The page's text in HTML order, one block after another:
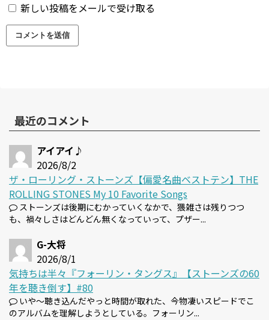
新しい投稿をメールで受け取る
最近のコメント
アイアイ♪
2026/8/2
ザ・ローリング・ストーンズ【偏愛名曲ベストテン】THE
ROLLING STONES My 10 Favorite Songs
ストーンズは後期にむかっていくなかで、猥雑さは残りつつ
も、禍々しさはどんどん無くなっていって、プザー...
G-大将
2026/8/1
気持ちは半々『フォーリン・タングス』【ストーンズの60
年を聴き倒す】#80
いや～聴き込んだやっと時間が取れた、今物凄いスピードでこ
のアルバムを理解しようとしている。フォーリン...